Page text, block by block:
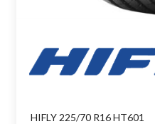
HIFLY 225/70 R16 HT601